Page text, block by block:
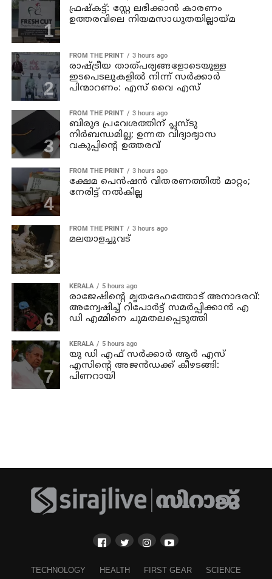
ഫ്രഷ്‌കട്ട്: സ്റ്റേ ലഭിക്കാന്‍ കാരണം
ഉത്തരവിലെ നിയമസാധുതയില്ലായ്മ
FROM THE PRINT 3 hours ago
രാഷ്ട്രീയ താത്പര്യങ്ങളോടെയുള്ള
ഇടപെടലുകളില്‍ നിന്ന് സര്‍ക്കാര്‍
പിന്മാറണം: എസ് വൈ എസ്
FROM THE PRINT 3 hours ago
ബിരുദ പ്രവേശത്തിന് പ്ലസ്ടു
നിര്‍ബന്ധമില്ല; ഉന്നത വിദ്യാഭ്യാസ
വകുപ്പിന്റെ ഉത്തരവ്
FROM THE PRINT 3 hours ago
ക്ഷേമ പെന്‍ഷന്‍ വിതരണത്തില്‍ മാറ്റം;
നേരിട്ട് നല്‍കില്ല
FROM THE PRINT 3 hours ago
മലയാളച്ചുവട്
KERALA 5 hours ago
രാജേഷിന്റെ മൃതദേഹത്തോട് അനാദരവ്:
അന്വേഷിച്ച് റിപോര്‍ട്ട് സമര്‍പ്പിക്കാന്‍ എ
ഡി എമ്മിനെ ചുമതലപ്പെടുത്തി
KERALA 5 hours ago
യു ഡി എഫ് സര്‍ക്കാര്‍ ആര്‍ എസ്
എസിന്റെ അജന്‍ഡക്ക്‌ കീഴടങ്ങി:
പിണറായി
TECHNOLOGY HEALTH FIRST GEAR SCIENCE